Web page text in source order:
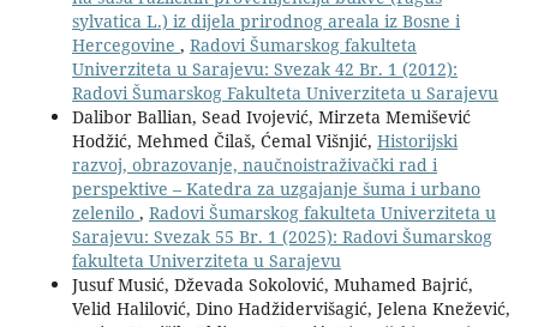
sylvatica L.) iz dijela prirodnog areala iz Bosne i
Hercegovine , Radovi Šumarskog fakulteta
Univerziteta u Sarajevu: Svezak 42 Br. 1 (2012):
Radovi Šumarskog Fakulteta Univerziteta u Sarajevu
Dalibor Ballian, Sead Ivojević, Mirzeta Memišević
Hodžić, Mehmed Čilaš, Ćemal Višnjić, Historijski
razvoj, obrazovanje, naučnoistraživački rad i
perspektive – Katedra za uzgajanje šuma i urbano
zelenilo , Radovi Šumarskog fakulteta Univerziteta u
Sarajevu: Svezak 55 Br. 1 (2025): Radovi Šumarskog
fakulteta Univerziteta u Sarajevu
Jusuf Musić, Dževada Sokolović, Muhamed Bajrić,
Velid Halilović, Dino Hadžidervišagić, Jelena Knežević,